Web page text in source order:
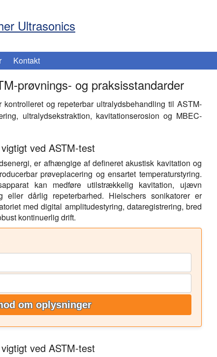
Ultrasonics
Kontakt
prøvnings- og praksisstandarder
og repeterbar ultralydsbehandling til ASTM-
ultralydsekstraktion, kavitationserosion og MBEC-
ved ASTM-test
er afhængige af defineret akustisk kavitation og
prøveplacering og ensartet temperaturstyring.
kan medføre utilstrækkelig kavitation, ujævn
eller dårlig repeterbarhed. Hielschers sonikatorer er
med digital amplitudestyring, dataregistrering, bred
kontinuerlig drift.
om oplysninger
ved ASTM-test